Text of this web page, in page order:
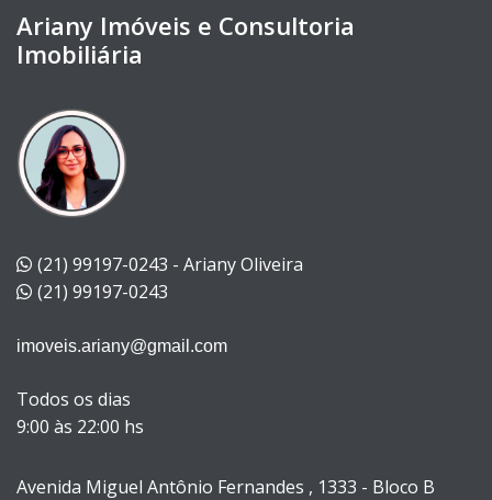
Ariany Imóveis e Consultoria
Imobiliária
(21) 99197-0243 - Ariany Oliveira
(21) 99197-0243
imoveis.ariany@gmail.com
Todos os dias
9:00 às 22:00 hs
Avenida Miguel Antônio Fernandes , 1333 - Bloco B